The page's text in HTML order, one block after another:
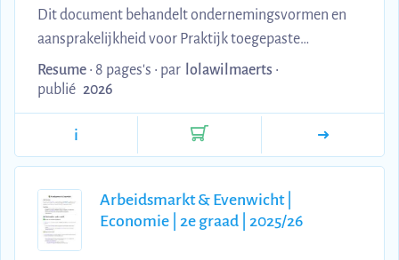
Dit document behandelt ondernemingsvormen en
aansprakelijkheid voor Praktijk toegepaste
economie in de 2e graad. Het dekt de verschillende
juridische structuren (natuurlijke persoon,
rechtspersoon, BV, NV, vzw), het verschil tussen
beperkte en onbeperkte aansprakelijkheid, en
praktische aspecten van bedrijfsoprichting inclusief
begrijpen van hoe ondernemingsvormen je
privébezit beschermen en hoe je een bedrijf correct
opricht. deze samenvattin...
Resume • 8 pages's • par lolawilmaerts •
publié 2026
i
Arbeidsmarkt & Evenwicht |
Economie | 2e graad | 2025/26